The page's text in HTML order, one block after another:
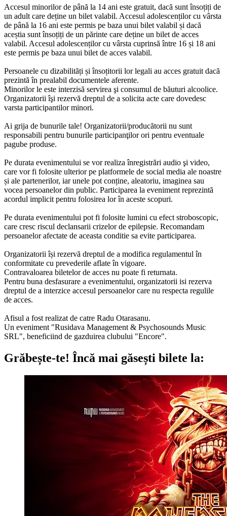
Accesul minorilor de până la 14 ani este gratuit, dacă sunt însoțiți de
un adult care deține un bilet valabil. Accesul adolescenților cu vârsta
de până la 16 ani este permis pe baza unui bilet valabil și dacă
aceștia sunt însoțiți de un părinte care deține un bilet de acces
valabil. Accesul adolescenților cu vârsta cuprinsă între 16 și 18 ani
este permis pe baza unui bilet de acces valabil.
Persoanele cu dizabilități și însoțitorii lor legali au acces gratuit dacă
prezintă în prealabil documentele aferente.
Minorilor le este interzisă servirea şi consumul de băuturi alcoolice.
Organizatorii îşi rezervă dreptul de a solicita acte care dovedesc
varsta participantilor minori.
Ai grija de bunurile tale! Organizatorii/producătorii nu sunt
responsabili pentru bunurile participanţilor ori pentru eventuale
pagube produse.
Pe durata evenimentului se vor realiza înregistrări audio şi video,
care vor fi folosite ulterior pe platformele de social media ale noastre
și ale partenerilor, iar unele pot conține, aleatoriu, imaginea sau
vocea persoanelor din public. Participarea la eveniment reprezintă
acordul implicit pentru folosirea lor în aceste scopuri.
Pe durata evenimentului pot fi folosite lumini cu efect stroboscopic,
care cresc riscul declansarii crizelor de epilepsie. Recomandam
persoanelor afectate de aceasta conditie sa evite participarea.
Organizatorii își rezervă dreptul de a modifica regulamentul în
conformitate cu prevederile aflate în vigoare.
Contravaloarea biletelor de acces nu poate fi returnata.
Pentru buna desfasurare a evenimentului, organizatorii isi rezerva
dreptul de a interzice accesul persoanelor care nu respecta regulile
de acces.
Afisul a fost realizat de catre Radu Otarasanu.
Un eveniment "Rusidava Management & Psychosounds Music
SRL", beneficiind de gazduirea clubului "Encore".
Grăbește-te! Încă mai găsești bilete la: